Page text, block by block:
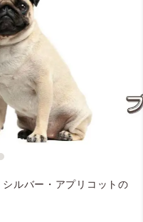
ルバー・アプリコットの